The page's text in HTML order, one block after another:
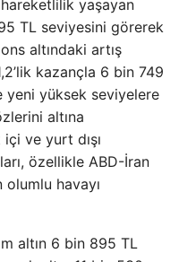
yaşayan
TL seviyesini görerek
altındaki artış
kazançla 6 bin 749
yeni yüksek seviyelere
altına
ve yurt dışı
özellikle ABD-İran
havayı
altın 6 bin 895 TL